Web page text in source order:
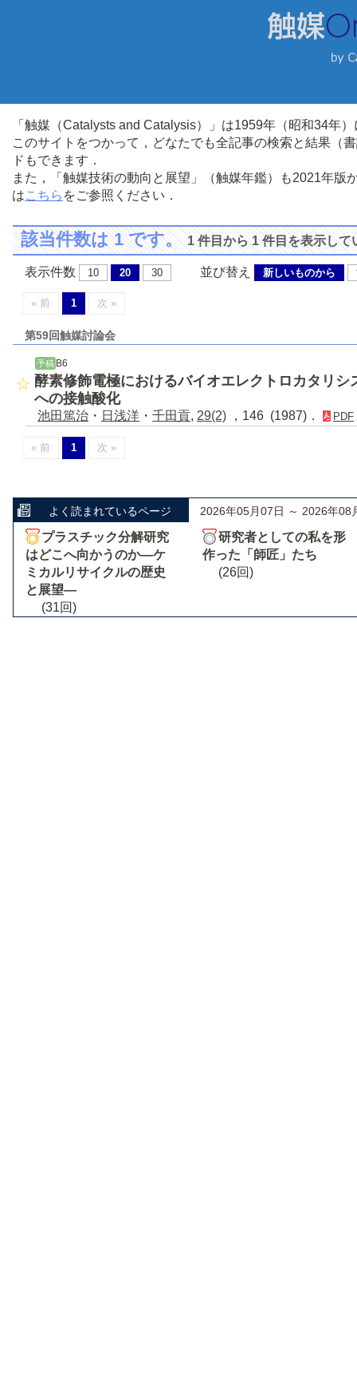
「触媒（Catalysts and Catalysis）」は1959年（昭和34年
このサイトをつかって，どなたでも全記事の検索と結果（
ドもできます．
また，「触媒技術の動向と展望」（触媒年鑑）も2021年
はこちら をご参照ください．
該当件数は 1 です。1 件目から 1 件目を表示して
表示件数 10 20 30 並び替え 新しいものから
« 前 1 次 »
第59回触媒討論会
予稿 B6
酵素修飾電極におけるバイオエレクトロカタリ
への接触酸化
池田篤治 ・ 日浅洋 ・ 千田貢, 29(2) ，146 (1987)． PDF
« 前 1 次 »
よく読まれているページ 2026年05月07日 ～ 2026年08
プラスチック分解研究
はどこへ向かうのか―ケ
ミカルリサイクルの歴史
と展望―
(31回)
研究者としての私を形
作った「師匠」たち
(26回)